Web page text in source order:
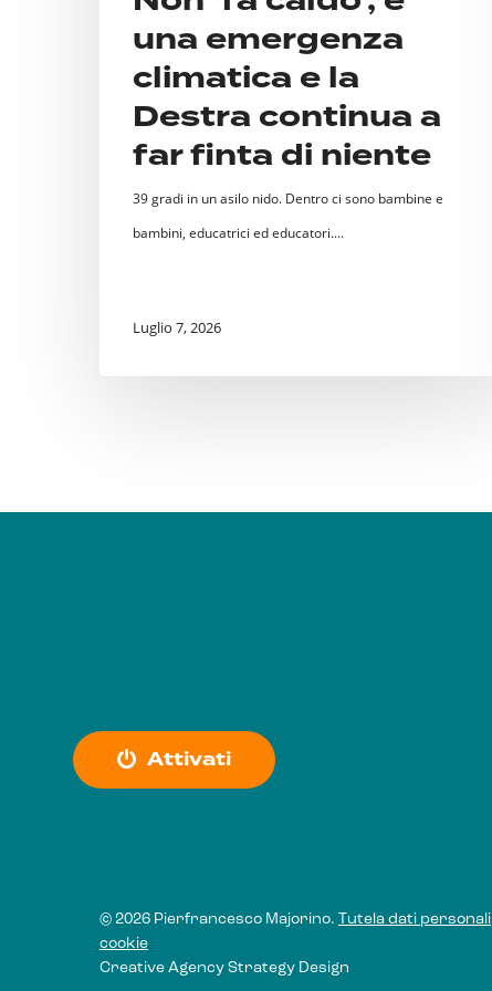
finta
niente
una emergenza
climatica e la
Destra continua a
far finta di niente
39 gradi in un asilo nido. Dentro ci sono bambine e
bambini, educatrici ed educatori.…
Luglio 7, 2026
Attivati
© 2026 Pierfrancesco Majorino. Tutela dati personali
cookie
Creative Agency Strategy Design